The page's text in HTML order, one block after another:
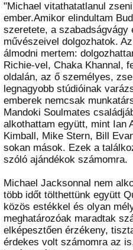
"Michael vitathatatlanul
ember.Amikor elindultam
szeretete, a szabadságvágy
művészeivel dolgozhatok.
álmodni mertem:
Richie-vel, Chaka Khannal,
oldalán, az ő személyes,
legnagyobb stúdióinak
emberek nemcsak
Mandoki Soulmates
alkothattam együtt, mint Ian
Kimball, Mike Stern, Bill
sokan mások. Ezek a
szóló ajándékok számomra.
Michael Jacksonnal nem
több időt tölthettünk együtt
közös estékkel és olyan
meghatározóak maradtak
elképesztően érzékeny,
érdekes volt számomra az